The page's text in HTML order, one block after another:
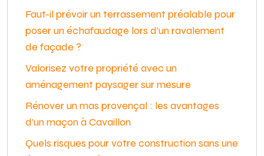
Faut-il prévoir un terrassement préalable pour
poser un échafaudage lors d’un ravalement
de façade ?
Valorisez votre propriété avec un
aménagement paysager sur mesure
Rénover un mas provençal : les avantages
d’un maçon à Cavaillon
Quels risques pour votre construction sans une